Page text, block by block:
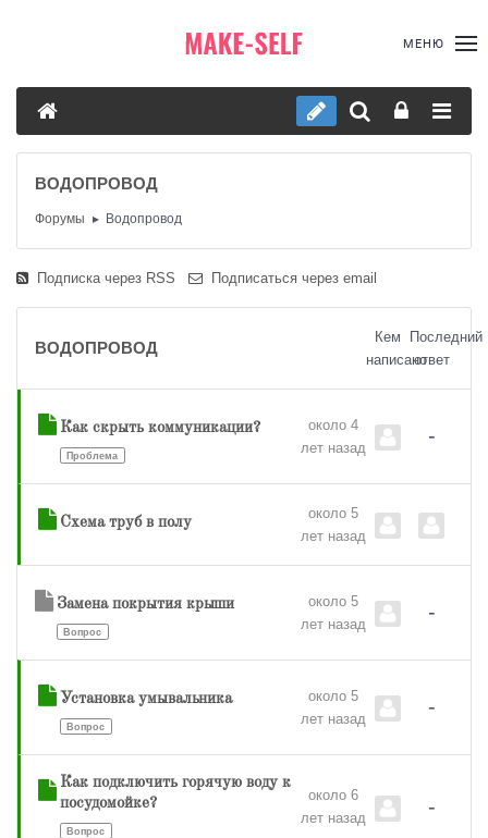
МЕНЮ
ВОДОПРОВОД
Форумы Водопровод
Подписка через RSS Подписаться через email
ВОДОПРОВОД
Кем
написано
Последний
ответ
Как скрыть коммуникации?
Проблема
около 4
лет назад
-
Схема труб в полу
около 5
лет назад
Замена покрытия крыши
Вопрос
около 5
лет назад
-
Установка умывальника
Вопрос
около 5
лет назад
-
Как подключить горячую воду к
посудомойке?
Вопрос
около 6
лет назад
-